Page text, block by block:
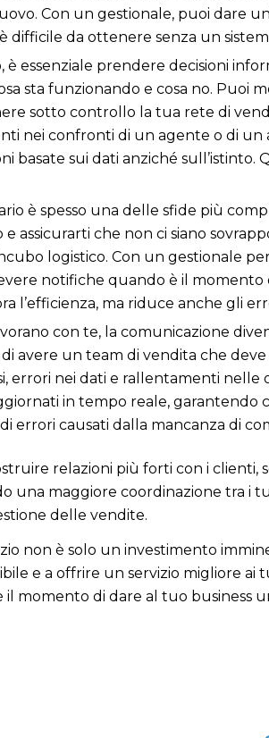
Con un gestionale, puoi dare
difficile da ottenere senza un
essenziale prendere decisioni
sta funzionando e cosa no. Puoi
sotto controllo la tua rete di
nei confronti di un agente o di un
sui dati anziché sull’istinto.
è spesso una delle sfide più
che non ci siano
logistico. Con un gestionale
notifiche quando è il
l’efficienza, ma riduce anche gli
con te, la comunicazione
avere un team di vendita che
errori nei dati e rallentamenti
in tempo reale, garantendo
errori causati dalla mancanza di
relazioni più forti con i clienti,
una maggiore coordinazione tra i
delle vendite.
non è solo un investimento
e a offrire un servizio migliore
momento di dare al tuo